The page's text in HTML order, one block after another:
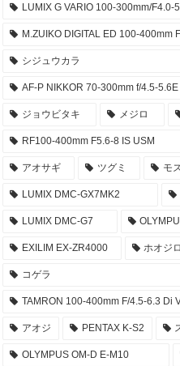
LUMIX G VARIO 100-300mm/F4.0-
M.ZUIKO DIGITAL ED 100-400mm
シジュウカラ
AF-P NIKKOR 70-300mm f/4.5-5.6E
ジョウビタキ メジロ
RF100-400mm F5.6-8 IS USM
アオサギ ツグミ モ
LUMIX DMC-GX7MK2
LUMIX DMC-G7
EXILIM EX-ZR4000 ホオジロ
コゲラ
TAMRON 100-400mm F/4.5-6.3 Di
アオジ PENTAX K-S2
OLYMPUS OM-D E-M10